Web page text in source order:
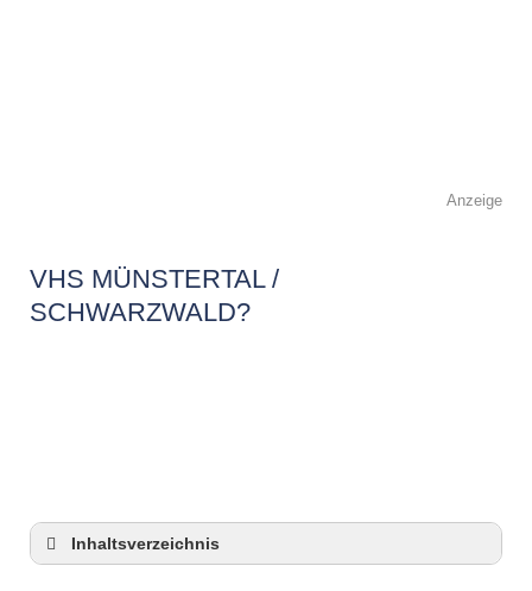
Anzeige
VHS MÜNSTERTAL /
SCHWARZWALD?
Inhaltsverzeichnis